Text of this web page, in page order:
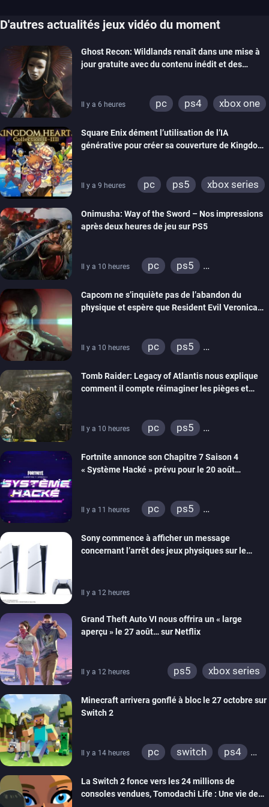
D'autres actualités jeux vidéo du moment
Ghost Recon: Wildlands renaît dans une mise à
jour gratuite avec du contenu inédit et des
Il y a 6 heures pc ps4 xbox one
Square Enix dément l’utilisation de l’IA
générative pour créer sa couverture de Kingdom
Il y a 9 heures pc ps5
xbox series
Onimusha: Way of the Sword – Nos impressions
après deux heures de jeu sur PS5
Il y a 10 heures pc
ps5
Capcom ne s’inquiète pas de l’abandon du
physique et espère que Resident Evil Veronica
Il y a 10 heures pc
ps5
Tomb Raider: Legacy of Atlantis nous explique
comment il compte réimaginer les pièges et
Il y a 10 heures pc
ps5
Fortnite annonce son Chapitre 7 Saison 4
« Système Hacké » prévu pour le 20 août
Il y a 11 heures pc
ps5
ios
android
xbox one
switch 2
Sony commence à afficher un message
concernant l’arrêt des jeux physiques sur le
Il y a 12 heures
Grand Theft Auto VI nous offrira un « large
aperçu » le 27 août… sur Netflix
Il y a 12 heures ps5 xbox series
Minecraft arrivera gonflé à bloc le 27 octobre sur
Switch 2
Il y a 14 heures pc switch
ps4
wiiu
3ds
ps3
xbox 360
switch 2
La Switch 2 fonce vers les 24 millions de
consoles vendues, Tomodachi Life : Une vie de